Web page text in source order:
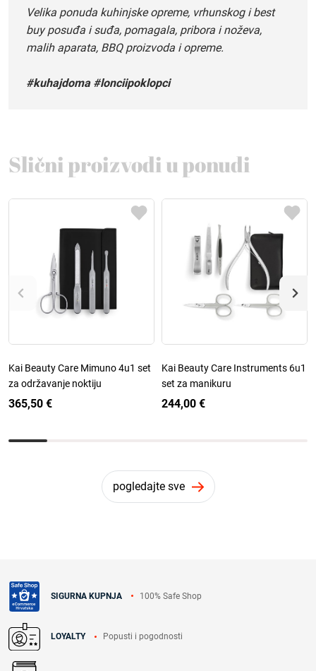
Velika ponuda kuhinjske opreme, vrhunskog i best
buy posuđa i suđa, pomagala, pribora i noževa,
malih aparata, BBQ proizvoda i opreme.
#kuhajdoma #lonciipoklopci
Slični proizvodi u ponudi
Kai Beauty Care Mimuno 4u1 set
za održavanje noktiju
365,50 €
Kai Beauty Care Instruments 6u1
set za manikuru
244,00 €
pogledajte sve
SIGURNA KUPNJA 100% Safe Shop
LOYALTY Popusti i pogodnosti